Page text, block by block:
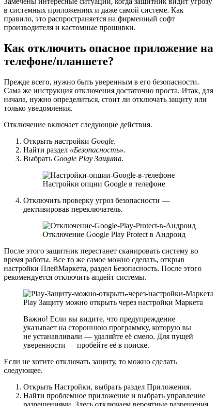
в системных приложениях и даже самой системе. Как
правило, это распространяется на фирменный софт
производителя и кастомные прошивки.
Как отключить опасное приложение на
телефоне/планшете?
Прежде всего, нужно быть уверенным в его безопасности.
Сама же инструкция отключения достаточно проста. Итак, для
начала, нужно определиться, стоит ли отключать защиту или
только уведомления.
Отключение включает следующие действия.
Открыть настройки Google.
Найти раздел «Безопасность».
Выбрать Google Play Защита.
Настройки опции Google в телефоне
Отключить проверку угроз безопасности —
дективировав переключатель.
Отключение Google Play Protect в Андроид
После этого защитник перестанет сканировать систему во
время работы. Все то же самое можно сделать, открыв
настройки ПлейМаркета, раздел Безопасность. После этого
рекомендуется отключить апдейт системы.
Play Защиту можно открыть через настройки Маркета
Важно! Если вы видите, что предупреждение
указывает на стороннюю программку, которую вы
не устанавливали — удаляйте её смело. Для пущей
уверенности — пробейте её в поиске.
Если не хотите отключать защиту, то можно сделать
следующее.
Открыть Настройки, выбрать раздел Приложения.
Найти проблемное приложение и выбрать управление